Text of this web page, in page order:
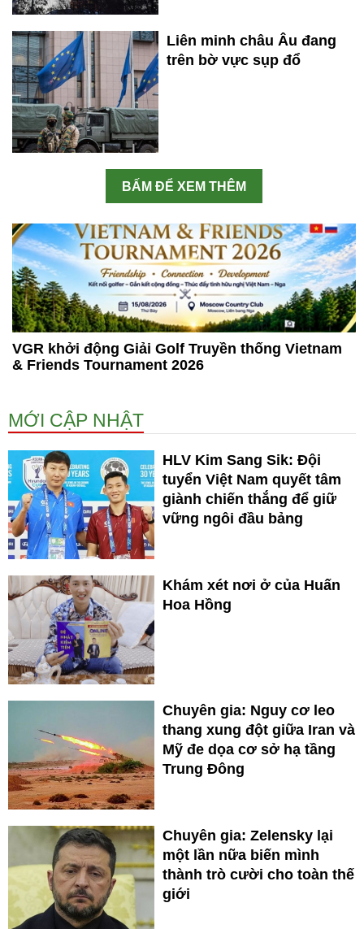
Liên minh châu Âu đang
trên bờ vực sụp đổ
BẤM ĐỂ XEM THÊM
VGR khởi động Giải Golf Truyền thống Vietnam
& Friends Tournament 2026
MỚI CẬP NHẬT
HLV Kim Sang Sik: Đội
tuyển Việt Nam quyết tâm
giành chiến thắng để giữ
vững ngôi đầu bảng
Khám xét nơi ở của Huấn
Hoa Hồng
Chuyên gia: Nguy cơ leo
thang xung đột giữa Iran và
Mỹ đe dọa cơ sở hạ tầng
Trung Đông
Chuyên gia: Zelensky lại
một lần nữa biến mình
thành trò cười cho toàn thế
giới